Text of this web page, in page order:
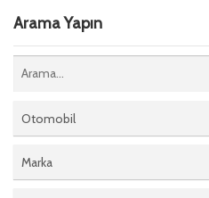
Arama Yapın
Otomobil
Marka